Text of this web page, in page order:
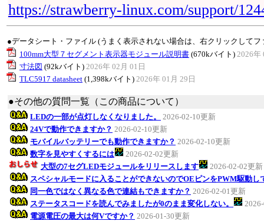
https://strawberry-linux.com/support/
●データシート・ファイル (うまく表示されない場合は、右クリックして
100mm大型７セグメント表示器モジュール説明書 (670kバイト) 2026年
寸法図 (92kバイト) 2026年 02月 01日
TLC5917 datasheet (1,398kバイト) 2026年 01月 29日
●その他の質問一覧（この商品について）
LEDの一部が点灯しなくなりました。
2026-02-10更新
24Vで動作できますか？ 2026-02-10更新
モバイルバッテリーでも動作できますか？ 2026-02-10更新
数字を見やすくするには
2026-02-02更新
大型の7セグLEDモジュールをリリースします
2026-02-02更新
スペシャルモードに入ることができないのでOEピンをPWM駆動し
同一色ではなく異なる色で連結もできますか？ 2026-02-01更新
ステータスコードを読んでみましたが0のまま変化しない。
電源電圧の最大は何Vですか？ 2026-01-30更新